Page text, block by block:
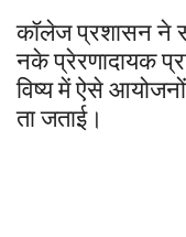
कॉलेजप्रशासनने
नकेप्रेरणादायक
विष्यमेंऐसेआयोजनों
ताजताई।